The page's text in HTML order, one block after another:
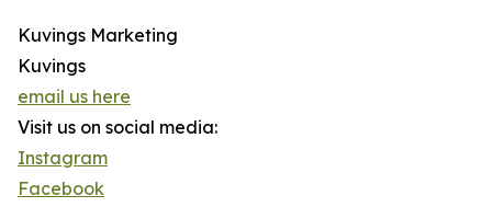
Kuvings Marketing
Kuvings
email us here
Visit us on social media:
Instagram
Facebook